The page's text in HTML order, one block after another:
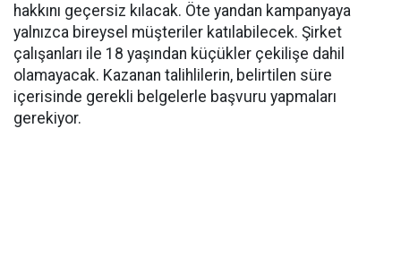
hakkını geçersiz kılacak. Öte yandan kampanyaya
yalnızca bireysel müşteriler katılabilecek. Şirket
çalışanları ile 18 yaşından küçükler çekilişe dahil
olamayacak. Kazanan talihlilerin, belirtilen süre
içerisinde gerekli belgelerle başvuru yapmaları
gerekiyor.